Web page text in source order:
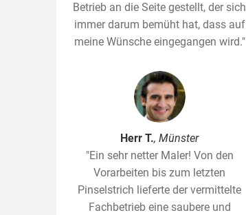
Betrieb an die Seite gestellt, der sich
immer darum bemüht hat, dass auf
meine Wünsche eingegangen wird."
Herr T., Münster
"Ein sehr netter Maler! Von den
Vorarbeiten bis zum letzten
Pinselstrich lieferte der vermittelte
Fachbetrieb eine saubere und